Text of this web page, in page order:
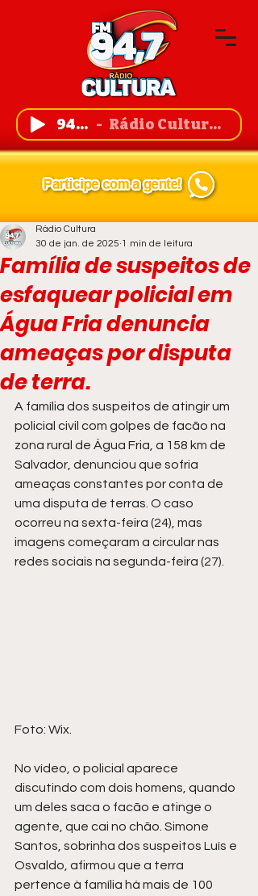
94,7 FM Rádio Cultura de Guanambi
Família de suspeitos de
esfaquear policial em
Água Fria denuncia
ameaças por disputa
de terra.
Rádio Cultura
30 de jan. de 2025 1 min de leitura
A família dos suspeitos de atingir um
policial civil com golpes de facão na
zona rural de Água Fria, a 158 km de
Salvador, denunciou que sofria
ameaças constantes por conta de
uma disputa de terras. O caso
ocorreu na sexta-feira (24), mas
imagens começaram a circular nas
redes sociais na segunda-feira (27).
Foto: Wix.
No vídeo, o policial aparece
discutindo com dois homens, quando
um deles saca o facão e atinge o
agente, que cai no chão. Simone
Santos, sobrinha dos suspeitos Luís e
Osvaldo, afirmou que a terra
pertence à família há mais de 100